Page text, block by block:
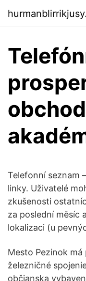
Telefonní seznam
linky. Uživatelé
zkušenosti
za poslední měsíc
lokalizaci (u
Mesto Pezinok má
železničné
občianska